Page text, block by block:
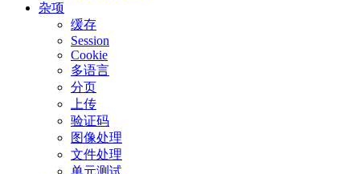
杂项
缓存
Session
Cookie
多语言
分页
上传
验证码
图像处理
文件处理
单元测试